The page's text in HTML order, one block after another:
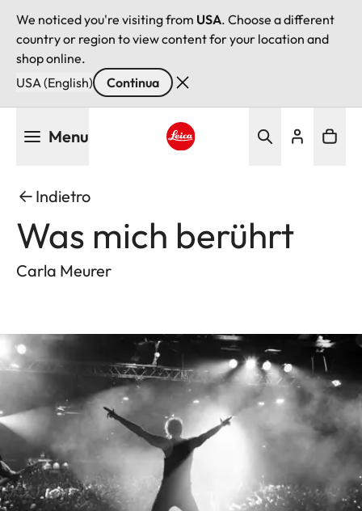
We noticed you're visiting from USA. Choose a different
country or region to view content for your location and
shop online.
USA (English)
Continua
Menu
Indietro
Was mich berührt
Carla Meurer